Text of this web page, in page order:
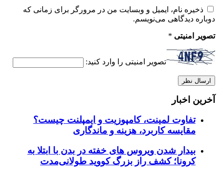
ذخیره نام، ایمیل و وبسایت من در مرورگر برای زمانی که
دوباره دیدگاهی می‌نویسم.
تصویر امنیتی *
تصویر امنیتی را وارد کنید:
آخرین اخبار
تفاوت لمینت، کامپوزیت و ایمپلنت چیست؟
مقایسه کاربرد، هزینه و ماندگاری
بیدار شدن ویروس‌ های خفته در بدن با ابتلا به
کرونا؛ کشف راز بزرگ کووید طولانی‌مدت